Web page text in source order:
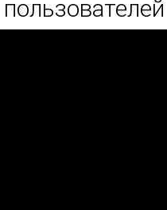
пользователей